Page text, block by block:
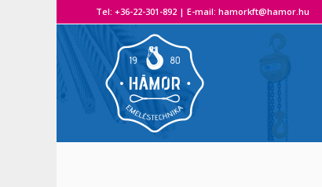
Tel: +36-22-301-892 | E-mail: